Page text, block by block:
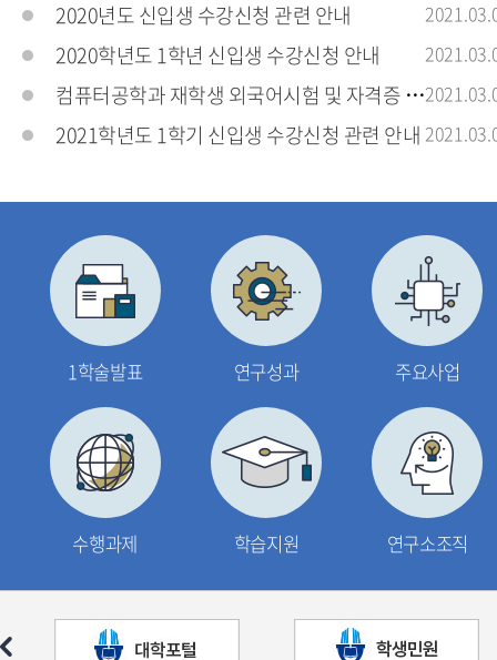
2020년도 신입생 수강신청 관련 안내
2020학년도 1학년 신입생 수강신청 안내
컴퓨터공학과 재학생 외국어시험 및 자격증 응시료
2021학년도 1학기 신입생 수강신청 관련 안내
1학술발표 연구성과 주요사업
수행과제 학습지원 연구소조직